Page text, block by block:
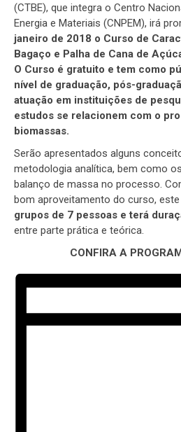
(CTBE), que integra o Centro
Energia e Materiais (CNPEM), irá
janeiro de 2018 o Curso de
Bagaço e Palha de Cana de
O Curso é gratuito e tem como
nível de graduação, pós-
atuação em instituições de
estudos se relacionem com o
biomassas.
Serão apresentados alguns
metodologia analítica, bem como
balanço de massa no processo.
bom aproveitamento do curso, este
grupos de 7 pessoas e terá
entre parte prática e teórica.
CONFIRA A